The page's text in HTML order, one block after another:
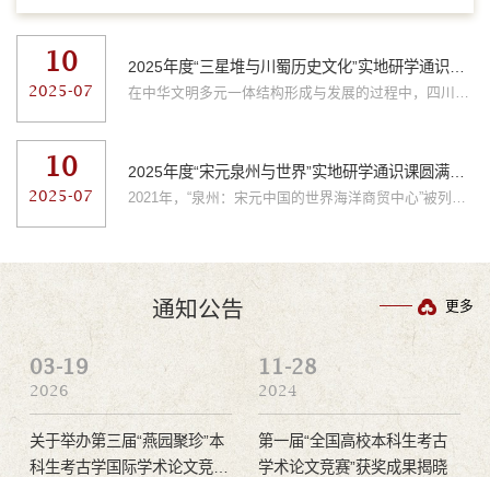
10
2025-07
2025年度“三星堆与川蜀历史文化”实地研学通识课圆满结束
在中华文明多元一体结构形成与发展的过程中，四川盆地是一个既相对孤立，又与其它地区存在不同程度交流的独特地区。在近几十年的考古工作中，有关川蜀文明的重要考古发现和研究成果不断涌现，极大地提升了学术界和社会公众对于川蜀历史的认识深度。2025年，北京大学考古文博学院全新推出实地研学通识课程“三星堆与川蜀历史文化”。课程以专题讲座和实地参访结合的方式，带领学生深入以成都平原为中心的宝墩、三星堆、金沙、都...
10
2025-07
2025年度“宋元泉州与世界”实地研学通识课圆满结束
2021年，“泉州：宋元中国的世界海洋商贸中心”被列入《世界遗产名录》，成为中国第56项世界遗产，由22处代表性古迹遗址及其关联环境和空间构成，它们协同展现了宋元泉州城蓬勃的国际海洋贸易盛景、完备的海洋贸易制度体系以及多元、开放、包容的文化特质。自2024年起，考古文博学院开设“宋元泉州与世界”实地研学通识课，组织不同专业的学生通过理论学习与实地考察，探究宋元时期的“东方第一大港”泉州。经过前期报名与面试...
通知公告 更多
03-19
2026
关于举办第三届“燕园聚珍”本
科生考古学国际学术论文竞赛
11-28
2024
第一届“全国高校本科生考古
学术论文竞赛”获奖成果揭晓